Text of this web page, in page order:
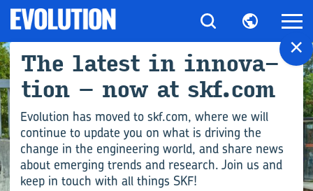
ACTUALITÉ
×
The la­test in in­no­va­
tion – now at skf.com
Evolution has moved to skf.com, where we will
continue to update you on what is driving the
change in the engineering world, and share news
about emerging trends and research. Join us and
keep in touch with all things SKF!